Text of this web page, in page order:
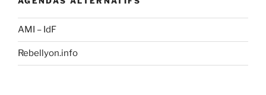
AMI – IdF
Rebellyon.info